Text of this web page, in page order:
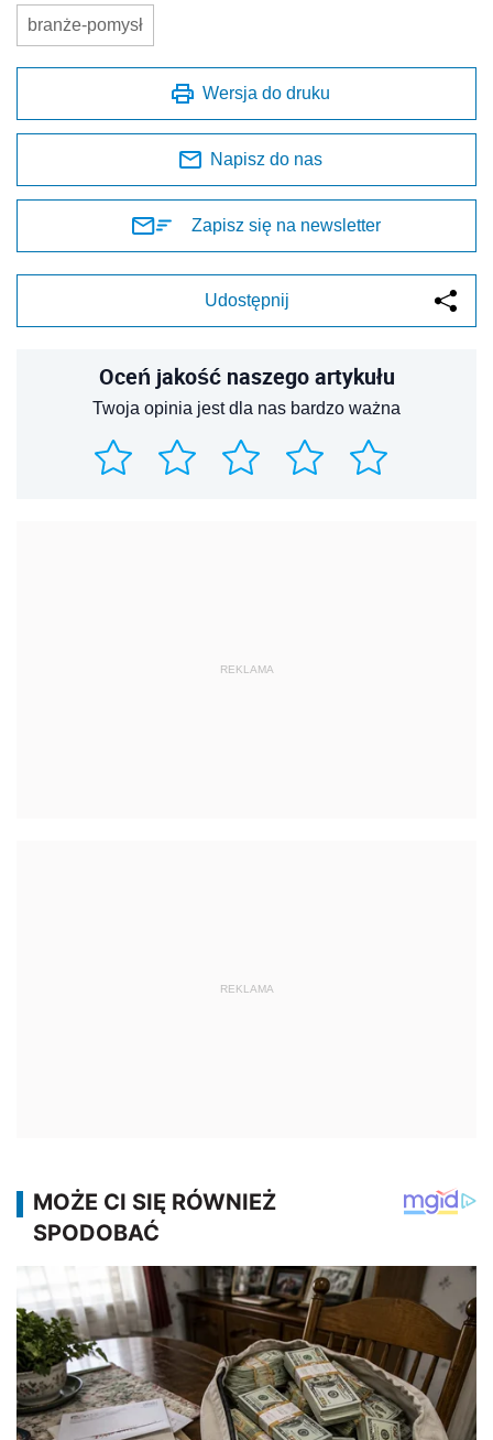
branże-pomysł
Wersja do druku
Napisz do nas
Zapisz się na newsletter
Udostępnij
Oceń jakość naszego artykułu
Twoja opinia jest dla nas bardzo ważna
REKLAMA
REKLAMA